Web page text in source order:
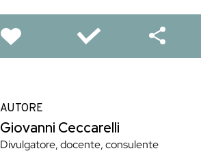
AUTORE
Giovanni Ceccarelli
Divulgatore, docente, consulente